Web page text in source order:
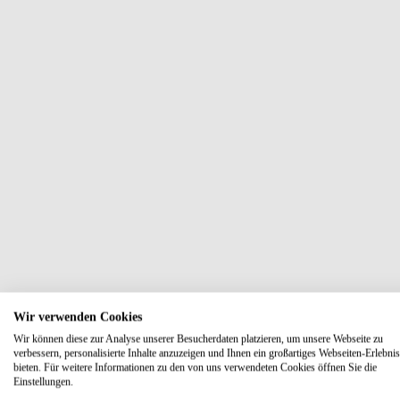
Wir verwenden Cookies
Wir können diese zur Analyse unserer Besucherdaten platzieren, um unsere Webseite zu
verbessern, personalisierte Inhalte anzuzeigen und Ihnen ein großartiges Webseiten-
bieten. Für weitere Informationen zu den von uns verwendeten Cookies öffnen Sie die
Einstellungen.